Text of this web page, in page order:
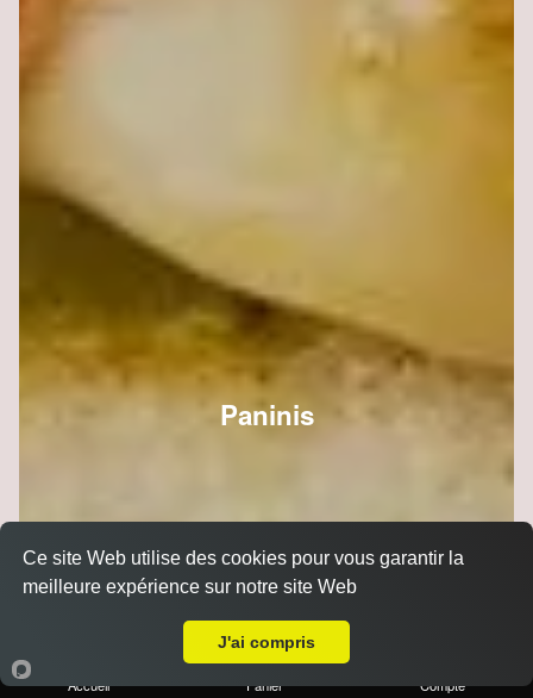
Paninis
Accueil Panier Compte
Ce site Web utilise des cookies pour vous garantir la
meilleure expérience sur notre site Web
J'ai compris